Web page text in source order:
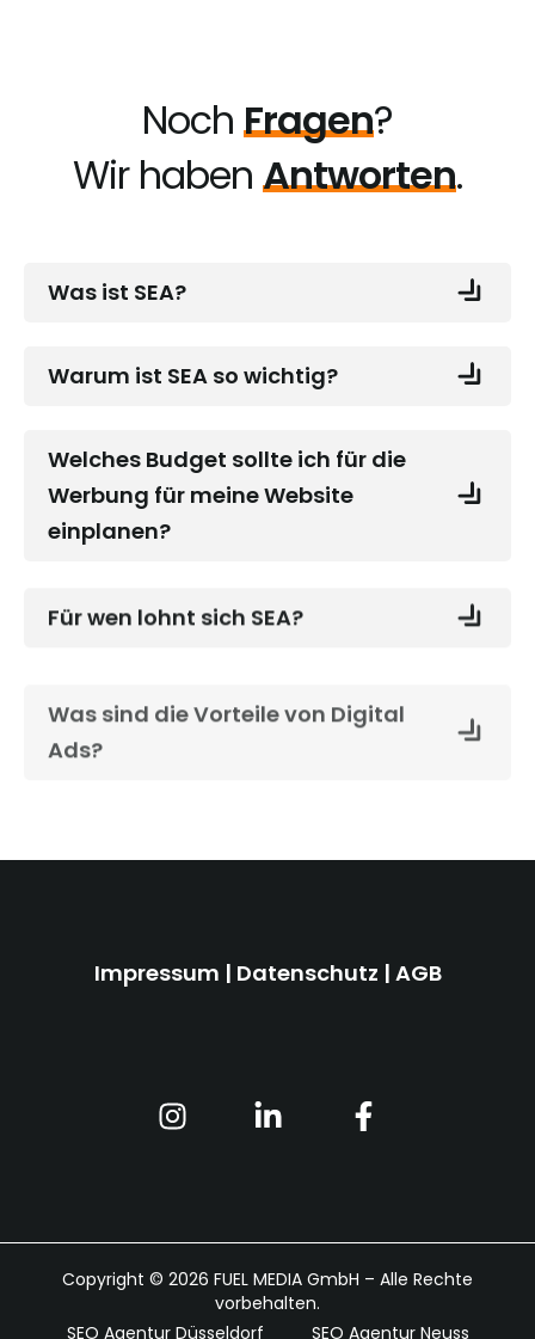
Noch Fragen?
Wir haben Antworten.
Was ist SEA?
Warum ist SEA so wichtig?
Welches Budget sollte ich für die
Werbung für meine Website
einplanen?
Für wen lohnt sich SEA?
Was sind die Vorteile von Digital
Ads?
Impressum | Datenschutz | AGB
Copyright © 2026 FUEL MEDIA GmbH – Alle Rechte
vorbehalten.
SEO Agentur Düsseldorf
SEO Agentur Neuss